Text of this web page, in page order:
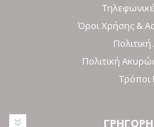
Όροι Χρήσης &
Πολιτική